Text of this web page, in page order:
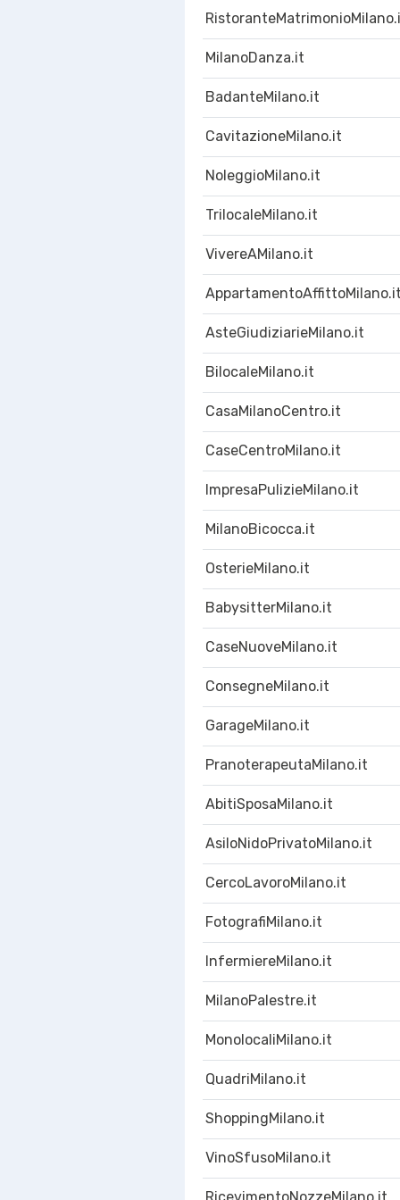
MilanoDanza.it
BadanteMilano.it
CavitazioneMilano.it
NoleggioMilano.it
TrilocaleMilano.it
VivereAMilano.it
AppartamentoAffittoMilano.it
AsteGiudiziarieMilano.it
BilocaleMilano.it
CasaMilanoCentro.it
CaseCentroMilano.it
ImpresaPulizieMilano.it
MilanoBicocca.it
OsterieMilano.it
BabysitterMilano.it
CaseNuoveMilano.it
ConsegneMilano.it
GarageMilano.it
PranoterapeutaMilano.it
AbitiSposaMilano.it
AsiloNidoPrivatoMilano.it
CercoLavoroMilano.it
FotografiMilano.it
InfermiereMilano.it
MilanoPalestre.it
MonolocaliMilano.it
QuadriMilano.it
ShoppingMilano.it
VinoSfusoMilano.it